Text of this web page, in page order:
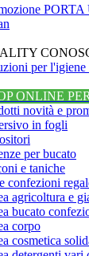
per
ONLINE
novità e
in fogli
per bucato
e taniche
confezioni
agricoltura e
bucato
corpo
cosmetica